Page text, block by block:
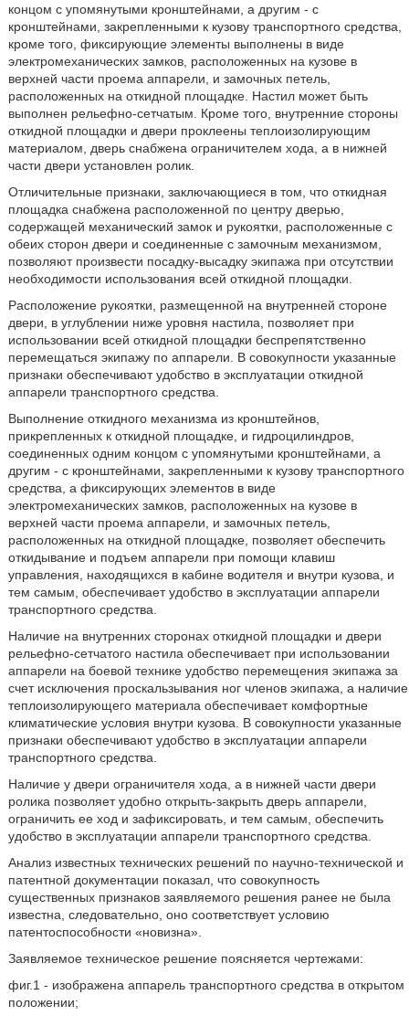
концом с упомянутыми кронштейнами, а другим - с
кронштейнами, закрепленными к кузову транспортного средства,
кроме того, фиксирующие элементы выполнены в виде
электромеханических замков, расположенных на кузове в
верхней части проема аппарели, и замочных петель,
расположенных на откидной площадке. Настил может быть
выполнен рельефно-сетчатым. Кроме того, внутренние стороны
откидной площадки и двери проклеены теплоизолирующим
материалом, дверь снабжена ограничителем хода, а в нижней
части двери установлен ролик.
Отличительные признаки, заключающиеся в том, что откидная
площадка снабжена расположенной по центру дверью,
содержащей механический замок и рукоятки, расположенные с
обеих сторон двери и соединенные с замочным механизмом,
позволяют произвести посадку-высадку экипажа при отсутствии
необходимости использования всей откидной площадки.
Расположение рукоятки, размещенной на внутренней стороне
двери, в углублении ниже уровня настила, позволяет при
использовании всей откидной площадки беспрепятственно
перемещаться экипажу по аппарели. В совокупности указанные
признаки обеспечивают удобство в эксплуатации откидной
аппарели транспортного средства.
Выполнение откидного механизма из кронштейнов,
прикрепленных к откидной площадке, и гидроцилиндров,
соединенных одним концом с упомянутыми кронштейнами, а
другим - с кронштейнами, закрепленными к кузову транспортного
средства, а фиксирующих элементов в виде
электромеханических замков, расположенных на кузове в
верхней части проема аппарели, и замочных петель,
расположенных на откидной площадке, позволяет обеспечить
откидывание и подъем аппарели при помощи клавиш
управления, находящихся в кабине водителя и внутри кузова, и
тем самым, обеспечивает удобство в эксплуатации аппарели
транспортного средства.
Наличие на внутренних сторонах откидной площадки и двери
рельефно-сетчатого настила обеспечивает при использовании
аппарели на боевой технике удобство перемещения экипажа за
счет исключения проскальзывания ног членов экипажа, а наличие
теплоизолирующего материала обеспечивает комфортные
климатические условия внутри кузова. В совокупности указанные
признаки обеспечивают удобство в эксплуатации аппарели
транспортного средства.
Наличие у двери ограничителя хода, а в нижней части двери
ролика позволяет удобно открыть-закрыть дверь аппарели,
ограничить ее ход и зафиксировать, и тем самым, обеспечить
удобство в эксплуатации аппарели транспортного средства.
Анализ известных технических решений по научно-технической и
патентной документации показал, что совокупность
существенных признаков заявляемого решения ранее не была
известна, следовательно, оно соответствует условию
патентоспособности «новизна».
Заявляемое техническое решение поясняется чертежами:
фиг.1 - изображена аппарель транспортного средства в открытом
положении;